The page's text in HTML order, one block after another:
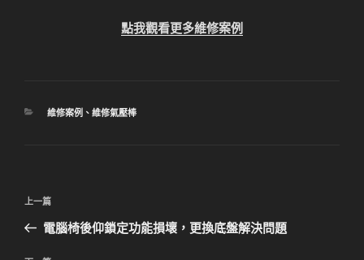
點我觀看更多維修案例
分
維修案例、 維修氣壓棒
文
導
上
一
上一篇
電腦椅後仰鎖定功能損壞，更換底盤解決問題